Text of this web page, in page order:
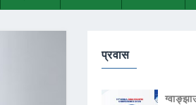
प्रवास